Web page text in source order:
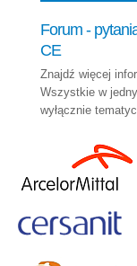
Forum -
CE
Znajdź więcej
Wszystkie w
wyłącznie